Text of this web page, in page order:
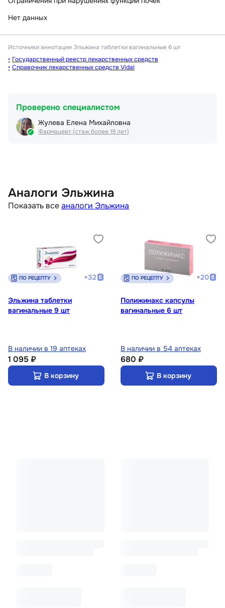
Нет данных
Источники аннотации Эльжина таблетки вагинальные 6 шт
Государственный реестр лекарственных средств
Справочник лекарственных средств Vidal
Проверено специалистом
Жулева Елена Михайловна
Фармацевт (стаж более 19 лет)
Аналоги Эльжина
Показать всеаналоги Эльжина
ПО РЕЦЕПТУ +32
Эльжина таблетки
вагинальные 9 шт
В наличии в 19 аптеках
1 095 ₽
В корзину
ПО РЕЦЕПТУ +20
Полижинакс капсулы
вагинальные 6 шт
В наличии в 54 аптеках
680 ₽
В корзину